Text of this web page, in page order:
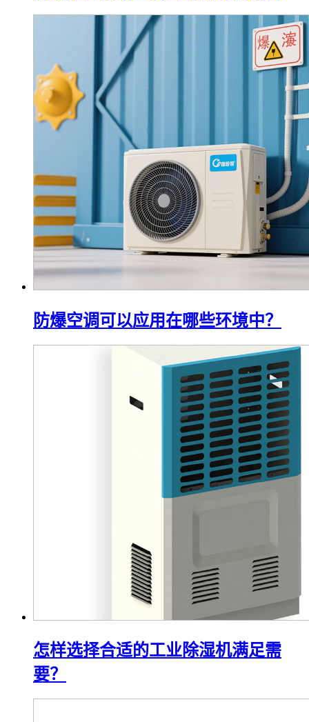
防爆空调可以应用在哪些环境中？
怎样选择合适的工业除湿机满足需
要？